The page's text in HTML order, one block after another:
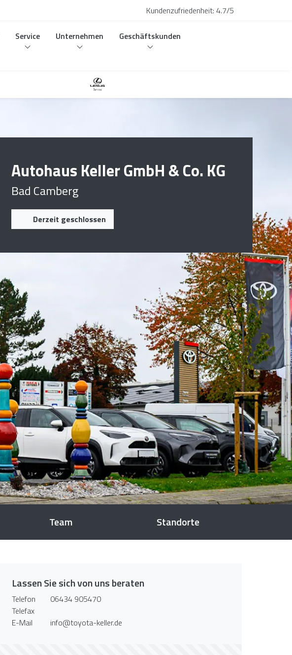
Kundenzufriedenheit: 4.7/5
Service Unternehmen
Geschäftskunden
Autohaus Keller GmbH & Co. KG
Bad Camberg
Derzeit geschlossen
Team Standorte
Lassen Sie sich von uns beraten
Telefon
Telefax
E-Mail
06434 905470
info@toyota-keller.de